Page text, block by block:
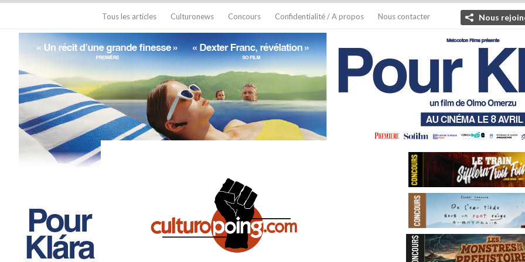
Tous les articles Culturonews Concours Confidentialité / A propos Nous contacter Nous